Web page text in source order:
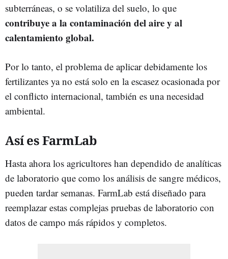
subterráneas, o se volatiliza del suelo, lo que
contribuye a la contaminación del aire y al
calentamiento global.
Por lo tanto, el problema de aplicar debidamente los
fertilizantes ya no está solo en la escasez ocasionada por
el conflicto internacional, también es una necesidad
ambiental.
Así es FarmLab
Hasta ahora los agricultores han dependido de analíticas
de laboratorio que como los análisis de sangre médicos,
pueden tardar semanas. FarmLab está diseñado para
reemplazar estas complejas pruebas de laboratorio con
datos de campo más rápidos y completos.